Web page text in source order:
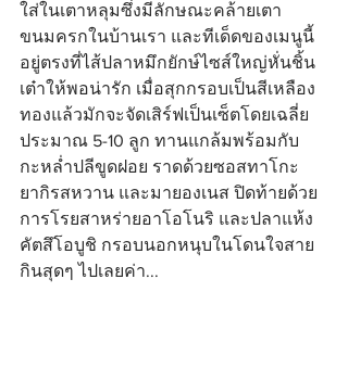
ใส่ในเตาหลุมซึ่งมีลักษณะคล้ายเตา
ขนมครกในบ้านเรา และทีเด็ดของเมนูนี้
อยู่ตรงที่ไส้ปลาหมึกยักษ์ไซส์ใหญ่หั่นชิ้น
เต๋าให้พอน่ารัก เมื่อสุกกรอบเป็นสีเหลือง
ทองแล้วมักจะจัดเสิร์ฟเป็นเซ็ตโดยเฉลี่ย
ประมาณ 5-10 ลูก ทานแกล้มพร้อมกับ
กะหล่ำปลีขูดฝอย ราดด้วยซอสทาโกะ
ยากิรสหวาน และมายองเนส ปิดท้ายด้วย
การโรยสาหร่ายอาโอโนริ และปลาแห้ง
คัตสึโอบูชิ กรอบนอกหนุบในโดนใจสาย
กินสุดๆ ไปเลยค่า...